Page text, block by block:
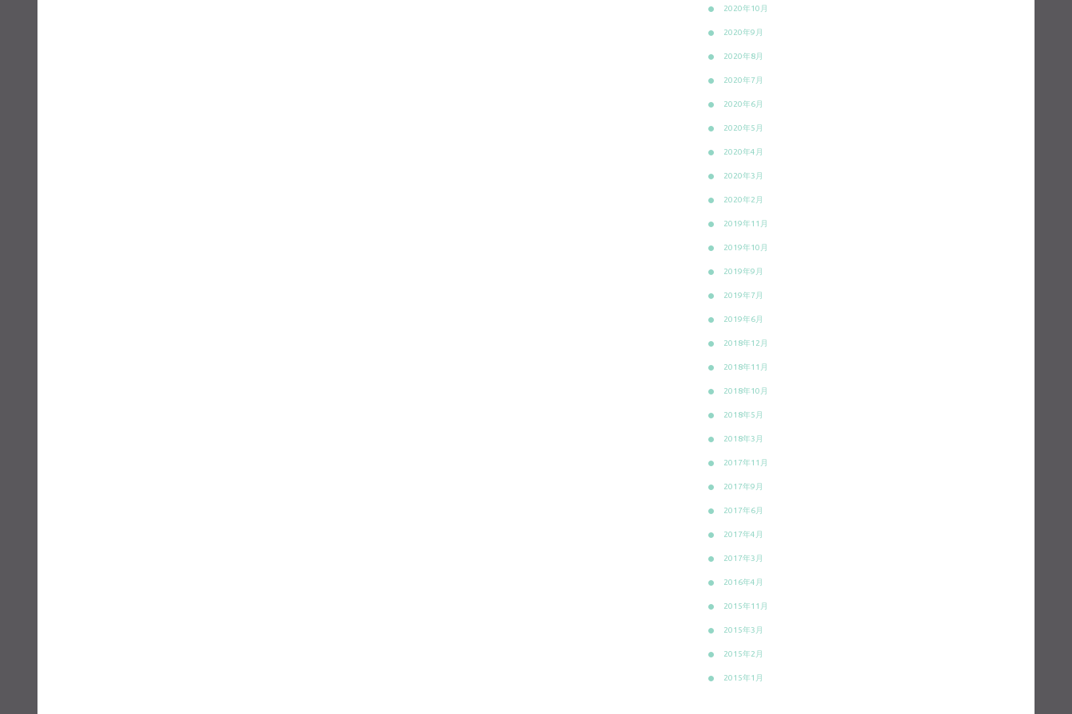
2020年10月
2020年9月
2020年8月
2020年7月
2020年6月
2020年5月
2020年4月
2020年3月
2020年2月
2019年11月
2019年10月
2019年9月
2019年7月
2019年6月
2018年12月
2018年11月
2018年10月
2018年5月
2018年3月
2017年11月
2017年9月
2017年6月
2017年4月
2017年3月
2016年4月
2015年11月
2015年3月
2015年2月
2015年1月